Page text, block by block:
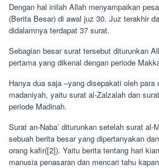
Dengan hal inilah Allah menyampaikan
(Berita Besar) di awal juz 30. Juz terakhir
didalamnya terdapat 37 surat.
Sebagian besar surat tersebut diturunkan
pertama yang dikenal dengan periode
Hanya dua saja –yang disepakati oleh para
madaniyah, yaitu surat al-Zalzalah dan
periode Madinah.
Surat an-Naba’ diturunkan setelah surat al-
sebuah berita besar yang dipertanyakan
orang kafir([2]). Yaitu berita tentang hari
manusia penasaran dan mencari tahu